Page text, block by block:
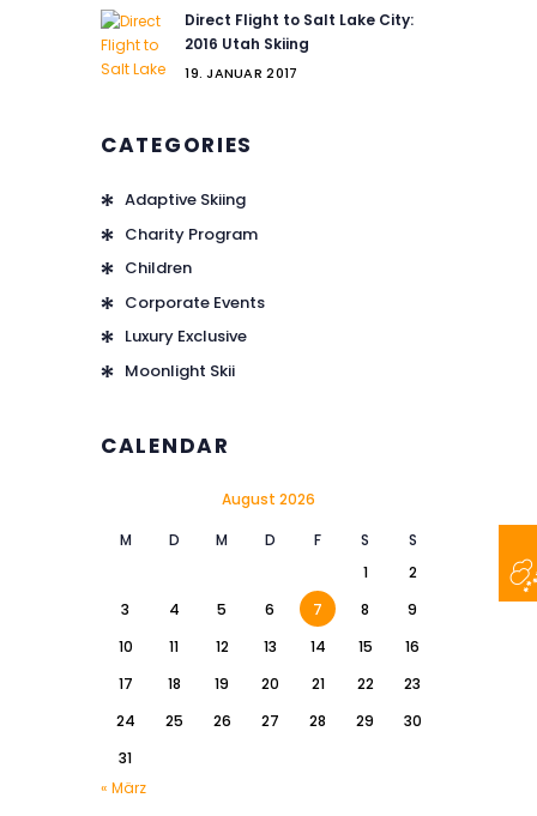
Direct Flight to Salt Lake City:
2016 Utah Skiing
19. JANUAR 2017
CATEGORIES
Adaptive Skiing
Charity Program
Children
Corporate Events
Luxury Exclusive
Moonlight Skii
CALENDAR
August 2026
M D M D F S
S
1
2
3
4 5 6 7 8
9
10
11 12 13 14 15
16
17
18 19 20 21 22
23
24
25 26 27 28 29
30
31
« März